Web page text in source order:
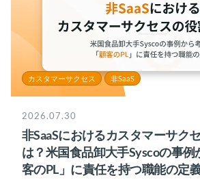
カスタマーサクセス 非SaaS
2026.07.30
非SaaSにおけるカスタマーサク
は？米国食品卸大手Syscoの事
客のPL」に責任を持つ職能の定